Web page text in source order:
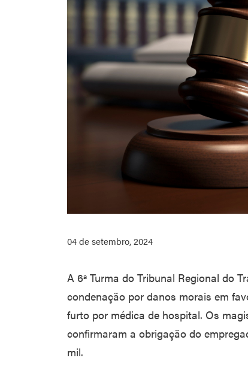
04 de setembro, 2024
A 6ª Turma do Tribunal Regional do
condenação por danos morais em
furto por médica de hospital. Os
confirmaram a obrigação do
mil.